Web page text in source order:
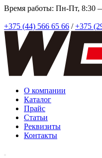
Время работы: Пн-Пт, 8:30
+375 (44) 566 65 66 / +375
О компании
Каталог
Прайс
Статьи
Реквизиты
Контакты